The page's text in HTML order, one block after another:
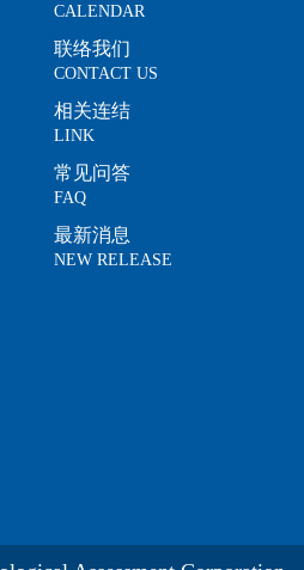
CALENDAR
联络我们
CONTACT US
相关连结
LINK
常见问答
FAQ
最新消息
NEW RELEASE